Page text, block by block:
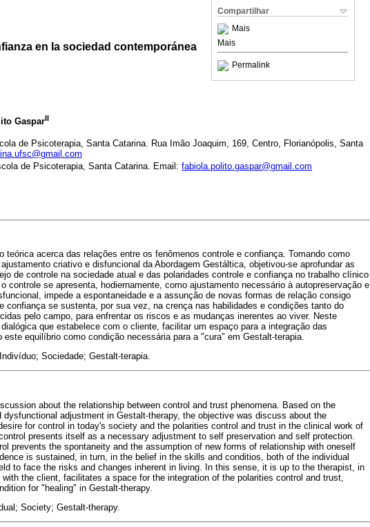
Compartilhar
Mais
Mais
Permalink
en la sociedad contemporánea
GasparII
de Psicoterapia, Santa Catarina. Rua Imão Joaquim, 169, Centro, Florianópolis, Santa
de Psicoterapia, Santa Catarina. Email: fabiola.polito.gaspar@gmail.com
teórica acerca das relações entre os fenômenos controle e confiança. Tomando como
criativo e disfuncional da Abordagem Gestáltica, objetivou-se aprofundar as
de controle na sociedade atual e das polaridades controle e confiança no trabalho clínico
controle se apresenta, hodiernamente, como ajustamento necessário à autopreservação e
impede a espontaneidade e a assunção de novas formas de relação consigo
confiança se sustenta, por sua vez, na crença nas habilidades e condições tanto do
pelo campo, para enfrentar os riscos e as mudanças inerentes ao viver. Neste
que estabelece com o cliente, facilitar um espaço para a integração das
equilíbrio como condição necessária para a "cura" em Gestalt-terapia.
Sociedade; Gestalt-terapia.
about the relationship between control and trust phenomena. Based on the
adjustment in Gestalt-therapy, the objective was discuss about the
for control in today's society and the polarities control and trust in the clinical work of
presents itself as a necessary adjustment to self preservation and self protection.
prevents the spontaneity and the assumption of new forms of relationship with oneself
is sustained, in turn, in the belief in the skills and conditios, both of the individual
to face the risks and changes inherent in living. In this sense, it is up to the therapist, in
the client, facilitates a space for the integration of the polarities control and trust,
for "healing" in Gestalt-therapy.
Society; Gestalt-therapy.